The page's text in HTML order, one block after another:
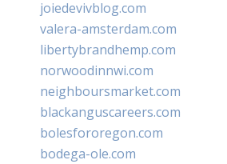
joiedevivblog.com
valera-amsterdam.com
libertybrandhemp.com
norwoodinnwi.com
neighboursmarket.com
blackanguscareers.com
bolesfororegon.com
bodega-ole.com